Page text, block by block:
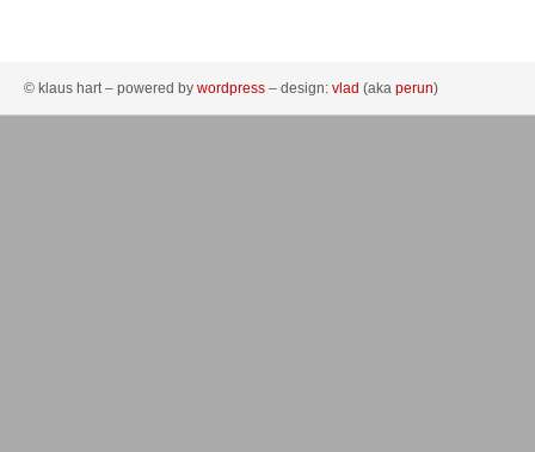
© klaus hart – powered by wordpress – design: vlad (aka perun)